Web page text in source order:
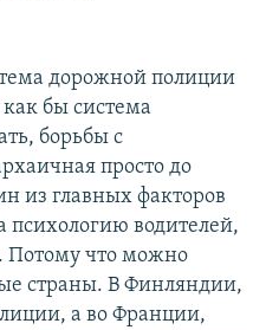
дорожной полиции
бы система
борьбы с
просто до
из главных факторов
психологию водителей,
Потому что можно
страны. В Финляндии,
а во Франции,